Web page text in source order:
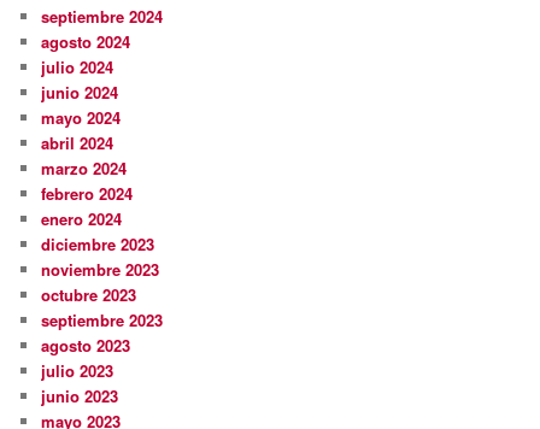
septiembre 2024
agosto 2024
julio 2024
junio 2024
mayo 2024
abril 2024
marzo 2024
febrero 2024
enero 2024
diciembre 2023
noviembre 2023
octubre 2023
septiembre 2023
agosto 2023
julio 2023
junio 2023
mayo 2023